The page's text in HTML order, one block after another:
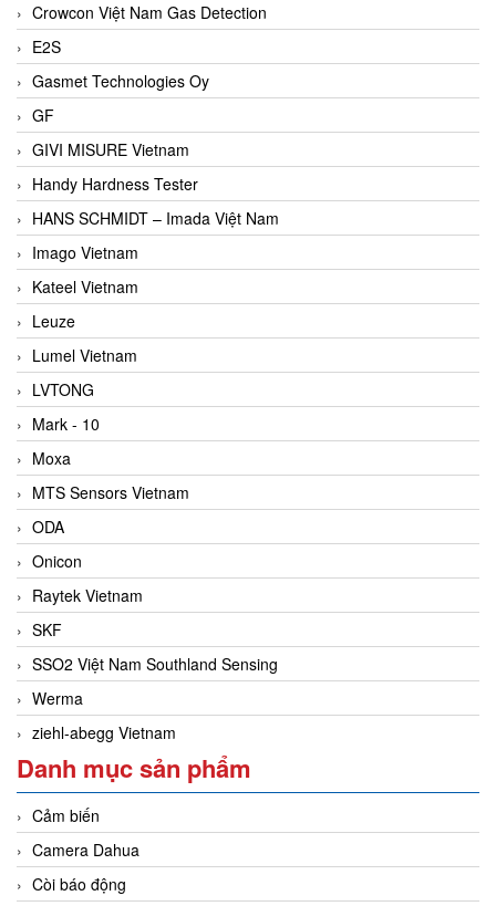
Crowcon Việt Nam Gas Detection
E2S
Gasmet Technologies Oy
GF
GIVI MISURE Vietnam
Handy Hardness Tester
HANS SCHMIDT – Imada Việt Nam
Imago Vietnam
Kateel Vietnam
Leuze
Lumel Vietnam
LVTONG
Mark - 10
Moxa
MTS Sensors Vietnam
ODA
Onicon
Raytek Vietnam
SKF
SSO2 Việt Nam Southland Sensing
Werma
ziehl-abegg Vietnam
Danh mục sản phẩm
Cảm biến
Camera Dahua
Còi báo động